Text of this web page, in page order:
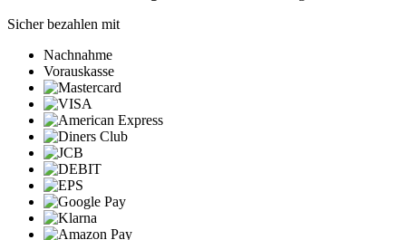
Sicher bezahlen mit
Nachnahme
Vorauskasse